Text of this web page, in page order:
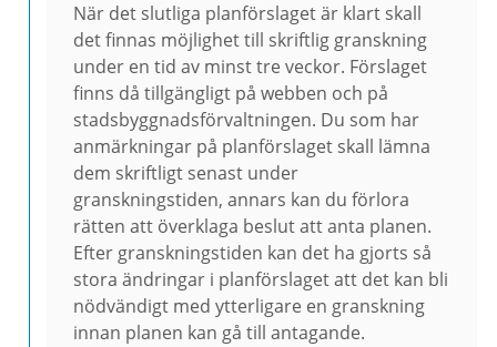
När det slutliga planförslaget är klart skall
det finnas möjlighet till skriftlig granskning
under en tid av minst tre veckor. Förslaget
finns då tillgängligt på webben och på
stadsbyggnadsförvaltningen. Du som har
anmärkningar på planförslaget skall lämna
dem skriftligt senast under
granskningstiden, annars kan du förlora
rätten att överklaga beslut att anta planen.
Efter granskningstiden kan det ha gjorts så
stora ändringar i planförslaget att det kan bli
nödvändigt med ytterligare en granskning
innan planen kan gå till antagande.